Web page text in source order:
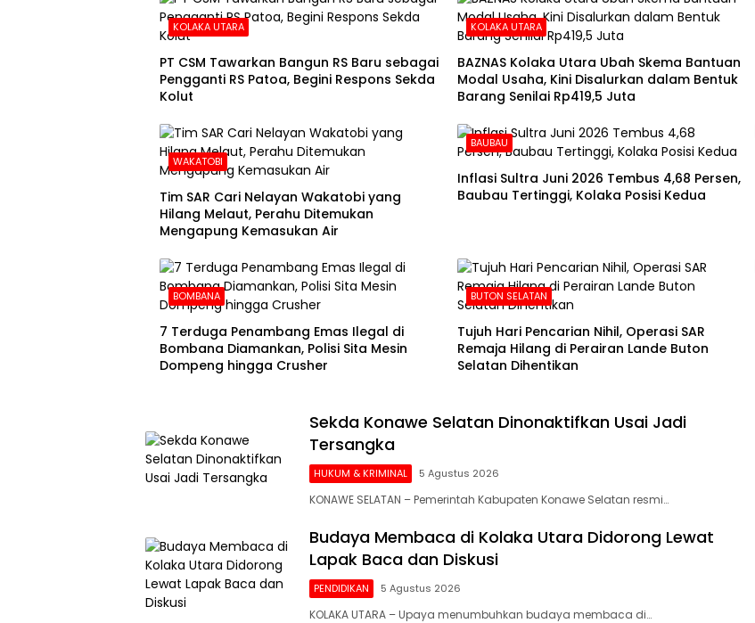
KOLAKA UTARA
PT CSM Tawarkan Bangun RS Baru sebagai
Pengganti RS Patoa, Begini Respons Sekda
Kolut
KOLAKA UTARA
BAZNAS Kolaka Utara Ubah Skema Bantuan
Modal Usaha, Kini Disalurkan dalam Bentuk
Barang Senilai Rp419,5 Juta
WAKATOBI
Tim SAR Cari Nelayan Wakatobi yang
Hilang Melaut, Perahu Ditemukan
Mengapung Kemasukan Air
BAUBAU
Inflasi Sultra Juni 2026 Tembus 4,68 Persen,
Baubau Tertinggi, Kolaka Posisi Kedua
BOMBANA
7 Terduga Penambang Emas Ilegal di
Bombana Diamankan, Polisi Sita Mesin
Dompeng hingga Crusher
BUTON SELATAN
Tujuh Hari Pencarian Nihil, Operasi SAR
Remaja Hilang di Perairan Lande Buton
Selatan Dihentikan
Sekda Konawe Selatan Dinonaktifkan Usai Jadi
Tersangka
HUKUM & KRIMINAL 5 Agustus 2026
KONAWE SELATAN – Pemerintah Kabupaten Konawe Selatan resmi…
Budaya Membaca di Kolaka Utara Didorong Lewat
Lapak Baca dan Diskusi
PENDIDIKAN 5 Agustus 2026
KOLAKA UTARA – Upaya menumbuhkan budaya membaca di…